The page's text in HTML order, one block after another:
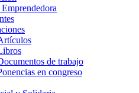
de trabajo
en congreso